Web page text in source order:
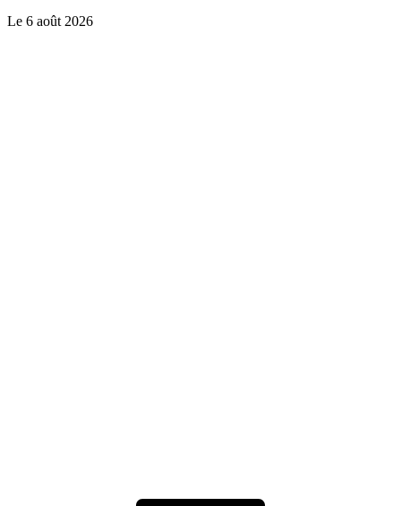
Le 6 août 2026